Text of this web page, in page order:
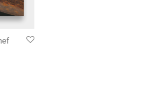
era: € 24,00.
attuale è: € 22,80.